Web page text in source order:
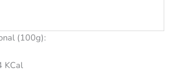
(100g):
KCal